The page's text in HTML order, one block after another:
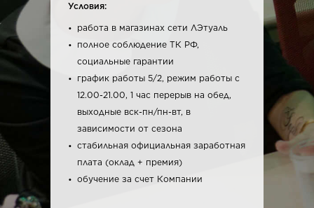
Условия:
работа в магазинах сети ЛЭтуаль
полное соблюдение ТК РФ,
социальные гарантии
график работы 5/2, режим работы с
12.00-21.00, 1 час перерыв на обед,
выходные вск-пн/пн-вт, в
зависимости от сезона
стабильная официальная заработная
плата (оклад + премия)
обучение за счет Компании